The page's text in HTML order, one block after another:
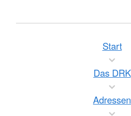
Start
Das DRK
Adressen